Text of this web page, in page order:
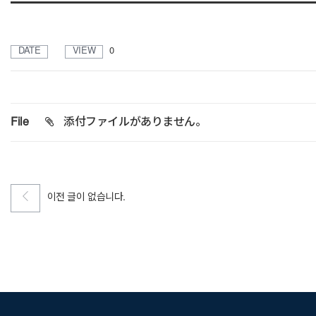
DATE VIEW 0
File 添付ファイルがありません。
이전 글이 없습니다.